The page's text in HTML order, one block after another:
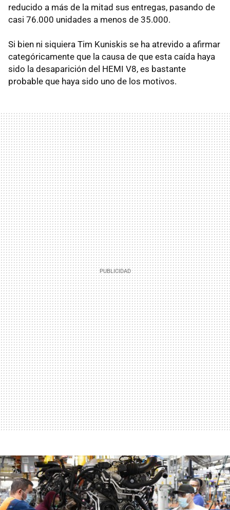
reducido a más de la mitad sus entregas, pasando de
casi 76.000 unidades a menos de 35.000.
Si bien ni siquiera Tim Kuniskis se ha atrevido a afirmar
categóricamente que la causa de que esta caída haya
sido la desaparición del HEMI V8, es bastante
probable que haya sido uno de los motivos.